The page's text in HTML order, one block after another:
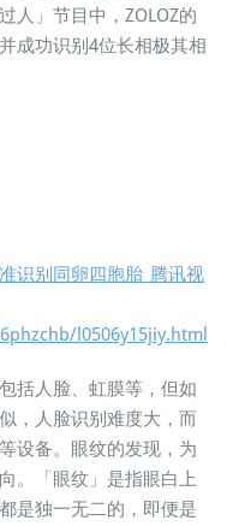
人」节目中，ZOLOZ的
成功识别4位长相极其相
识别同卵四胞胎_腾讯视
l0506y15jiy.html
括人脸、虹膜等，但如
，人脸识别难度大，而
设备。眼纹的发现，为
。「眼纹」是指眼白上
是独一无二的，即便是